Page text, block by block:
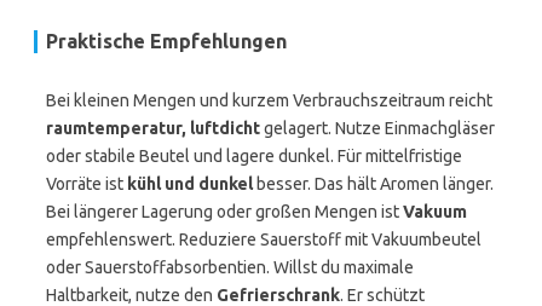
Praktische Empfehlungen
Bei kleinen Mengen und kurzem Verbrauchszeitraum reicht
raumtemperatur, luftdichtgelagert. Nutze Einmachgläser
oder stabile Beutel und lagere dunkel. Für mittelfristige
Vorräte ist kühl und dunkelbesser. Das hält Aromen länger.
Bei längerer Lagerung oder großen Mengen istVakuum
empfehlenswert. Reduziere Sauerstoff mit Vakuumbeutel
oder Sauerstoffabsorbentien. Willst du maximale
Haltbarkeit, nutze den Gefrierschrank. Er schützt